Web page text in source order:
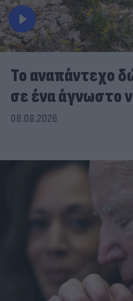
To αναπάντεχο
σε ένα άγνωστο
08.08.2026